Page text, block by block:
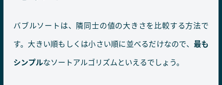
バブルソートは、隣同士の値の大きさを比較する方法で
す。大きい順もしくは小さい順に並べるだけなので、 最も
シンプルなソートアルゴリズムといえるでしょう。